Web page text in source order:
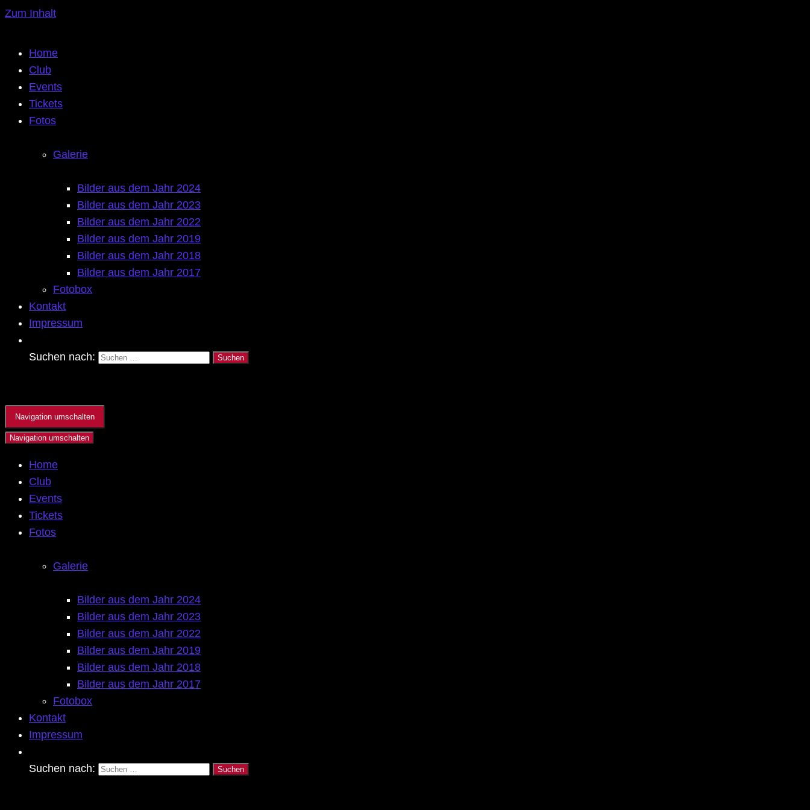
Zum Inhalt
Home
Club
Events
Tickets
Fotos
Galerie
Bilder aus dem Jahr 2024
Bilder aus dem Jahr 2023
Bilder aus dem Jahr 2022
Bilder aus dem Jahr 2019
Bilder aus dem Jahr 2018
Bilder aus dem Jahr 2017
Fotobox
Kontakt
Impressum
Suchen nach:
Navigation umschalten
Navigation umschalten
Home
Club
Events
Tickets
Fotos
Galerie
Bilder aus dem Jahr 2024
Bilder aus dem Jahr 2023
Bilder aus dem Jahr 2022
Bilder aus dem Jahr 2019
Bilder aus dem Jahr 2018
Bilder aus dem Jahr 2017
Fotobox
Kontakt
Impressum
Suchen nach: